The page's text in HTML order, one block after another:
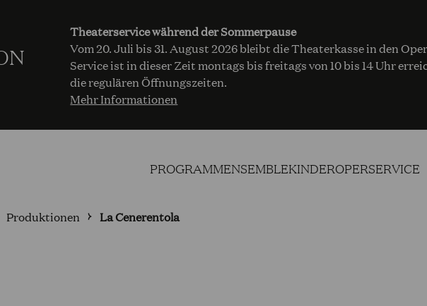
Theaterservice während der Sommerpause
Vom 20. Juli bis 31. August 2026 bleibt die Theaterkasse in den
Service ist in dieser Zeit montags bis freitags von 10 bis 14 Uhr
die regulären Öffnungszeiten.
Mehr Informationen
PROGRAMMENSEMBLEKINDEROPERSERVICE
Produktionen La Cenerentola